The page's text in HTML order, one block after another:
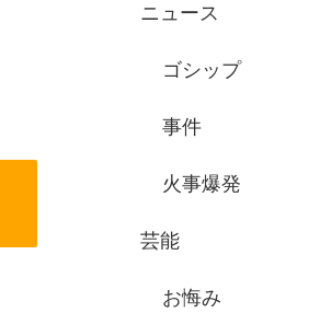
ニュース
ゴシップ
事件
火事爆発
芸能
お悔み